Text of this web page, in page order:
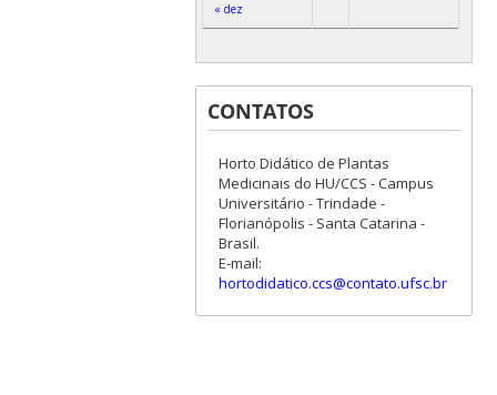
« dez
CONTATOS
Horto Didático de Plantas
Medicinais do HU/CCS - Campus
Universitário - Trindade -
Florianópolis - Santa Catarina -
Brasil.
E-mail:
hortodidatico.ccs@contato.ufsc.br